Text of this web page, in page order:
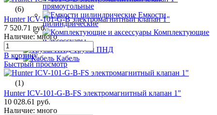
прямоугольные
Емкости
цилиндрические
Комплектующие
и аксессуары
Трубы ПНД
Кабель
(6)
Hunter ICV-101-G-B электромагнитный клапан 1"
7 520.71 руб.
Наличие: много
В корзину
Быстрый просмотр
(1)
Hunter ICV-101-G-B-FS электромагнитный клапан 1"
10 028.61 руб.
Наличие: много